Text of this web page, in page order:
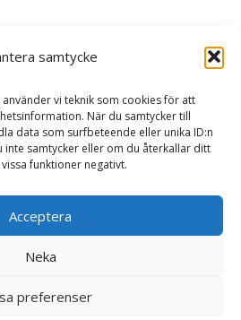
samtycke
vi teknik som cookies för att
När du samtycker till
data som surfbeteende eller unika ID:n
inte samtycker eller om du återkallar ditt
funktioner negativt.
Acceptera
Neka
preferenser